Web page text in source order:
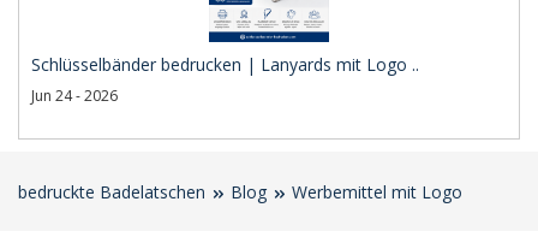
Schlüsselbänder bedrucken | Lanyards mit Logo ..
Jun 24 - 2026
bedruckte Badelatschen Blog Werbemittel mit Logo